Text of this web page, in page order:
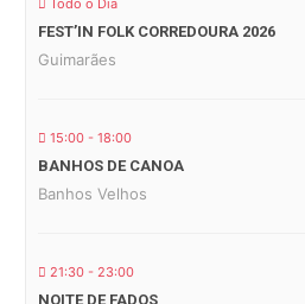
Todo o Dia
FEST’IN FOLK CORREDOURA 2026
Guimarães
15:00 - 18:00
BANHOS DE CANOA
Banhos Velhos
21:30 - 23:00
NOITE DE FADOS